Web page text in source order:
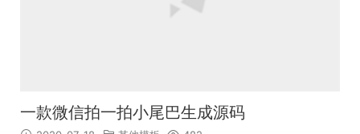
一款微信拍一拍小尾巴生成源码